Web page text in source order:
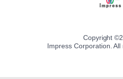
Copyright ©
Impress Corporation.